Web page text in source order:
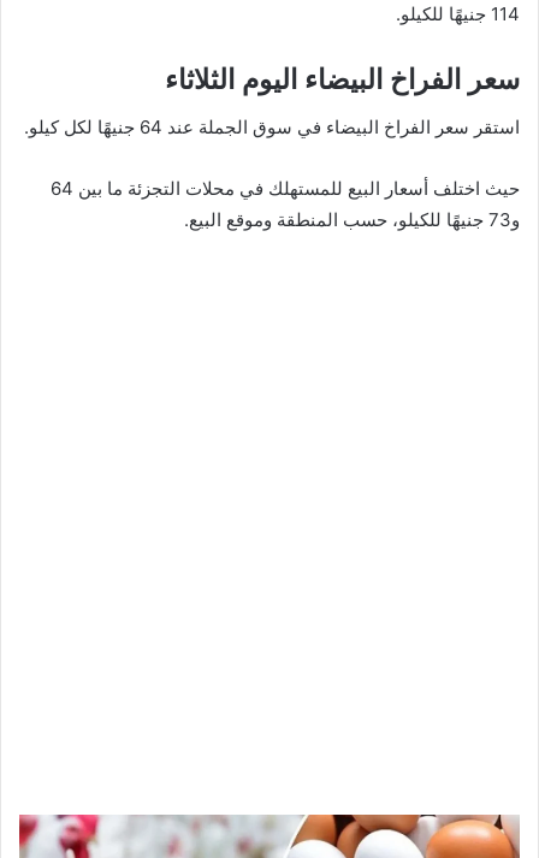
114 جنيهًا للكيلو.
سعر الفراخ البيضاء اليوم الثلاثاء
استقر سعر الفراخ البيضاء في سوق الجملة عند 64 جنيهًا لكل كيلو.
حيث اختلف أسعار البيع للمستهلك في محلات التجزئة ما بين 64
و73 جنيهًا للكيلو، حسب المنطقة وموقع البيع.